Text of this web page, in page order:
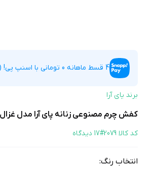
4 قسط ماهانه 0 تومانی با اسنپ پی! (بدون کارمزد)
برند پای آرا
کفش چرم مصنوعی زنانه پای آرا مدل غزال کد 01
کد کالا 2079# 17 دیدگاه
انتخاب رنگ: